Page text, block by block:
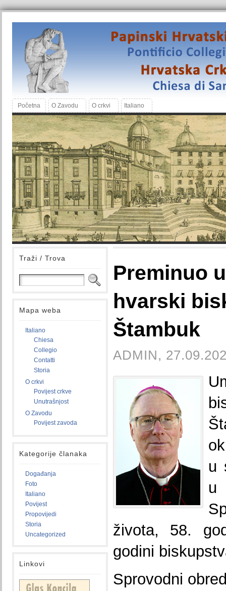
Početna O Zavodu O crkvi Italiano
Traži / Trova
Mapa weba
Italiano
Chiesa
Collegio
Contatti
Storia
O crkvi
Povijest crkve
Unutrašnjost
O Zavodu
Povijest zavoda
Kategorije članaka
Događanja
Foto
Italiano
Povijest
Propovijedi
Storia
Uncategorized
Linkovi
Preminuo
hvarski
Štambuk
ADMIN,
u
u
života, 58.
godini
Sprovodni